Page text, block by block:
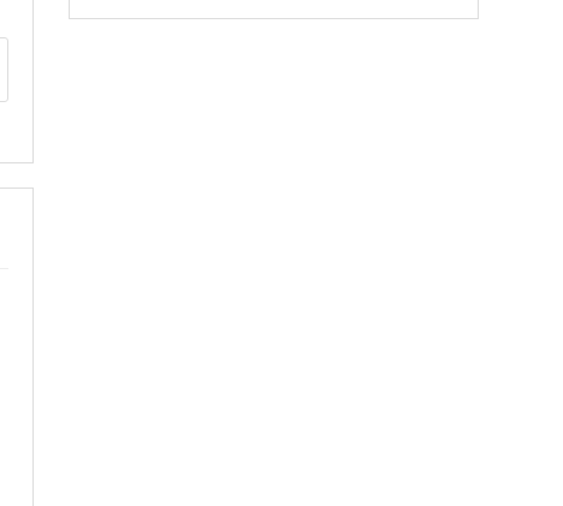
响；<&list>3.稳定器的转向胶套和球头